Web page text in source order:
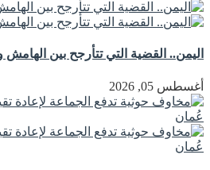
اليمن.. القضية التي تتأرجح بين
أغسطس 05, 2026